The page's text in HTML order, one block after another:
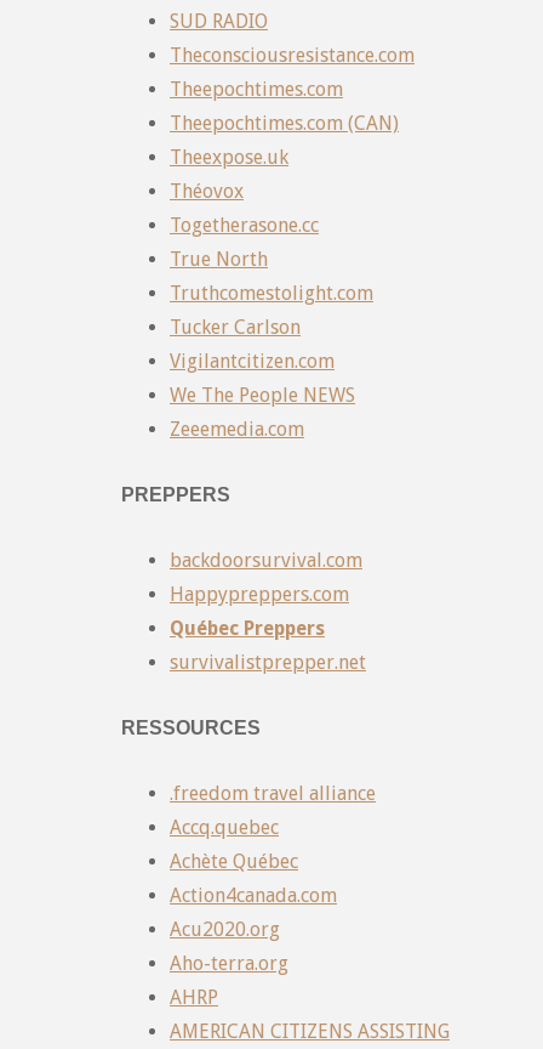
SUD RADIO
Theconsciousresistance.com
Theepochtimes.com
Theepochtimes.com (CAN)
Theexpose.uk
Théovox
Togetherasone.cc
True North
Truthcomestolight.com
Tucker Carlson
Vigilantcitizen.com
We The People NEWS
Zeeemedia.com
PREPPERS
backdoorsurvival.com
Happypreppers.com
Québec Preppers
survivalistprepper.net
RESSOURCES
.freedom travel alliance
Accq.quebec
Achète Québec
Action4canada.com
Acu2020.org
Aho-terra.org
AHRP
AMERICAN CITIZENS ASSISTING